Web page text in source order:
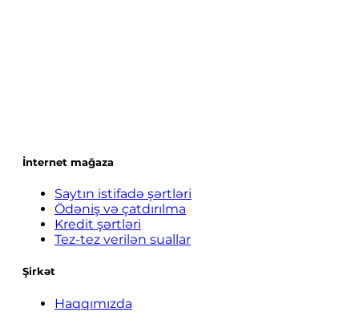
İnternet mağaza
Saytın istifadə şərtləri
Ödəniş və çatdırılma
Kredit şərtləri
Tez-tez verilən suallar
Şirkət
Haqqımızda